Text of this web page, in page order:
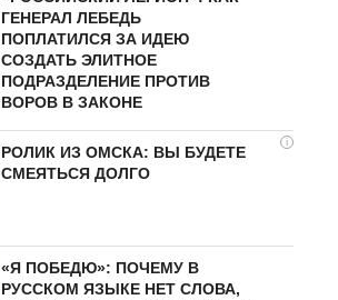
ГЕНЕРАЛ ЛЕБЕДЬ
ПОПЛАТИЛСЯ ЗА ИДЕЮ
СОЗДАТЬ ЭЛИТНОЕ
ПОДРАЗДЕЛЕНИЕ ПРОТИВ
ВОРОВ В ЗАКОНЕ
i
РОЛИК ИЗ ОМСКА: ВЫ БУДЕТЕ
СМЕЯТЬСЯ ДОЛГО
«Я ПОБЕДЮ»: ПОЧЕМУ В
РУССКОМ ЯЗЫКЕ НЕТ СЛОВА,